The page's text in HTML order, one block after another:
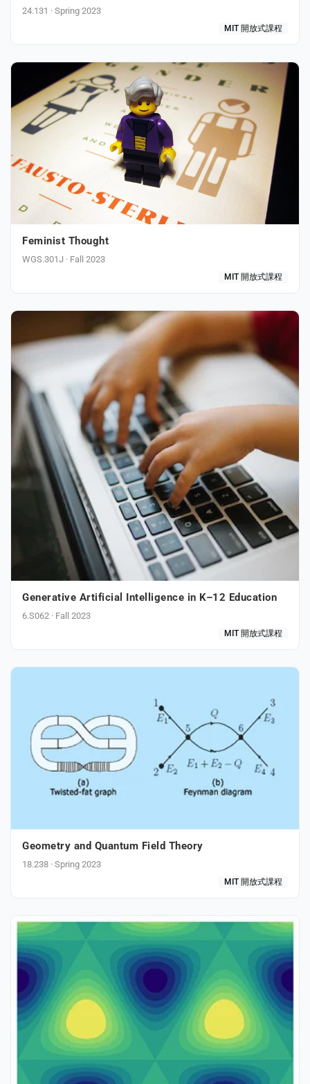
24.131 · Spring 2023
MIT 開放式課程
Feminist Thought
WGS.301J · Fall 2023
MIT 開放式課程
Generative Artificial Intelligence in K–12 Education
6.S062 · Fall 2023
MIT 開放式課程
Geometry and Quantum Field Theory
18.238 · Spring 2023
MIT 開放式課程